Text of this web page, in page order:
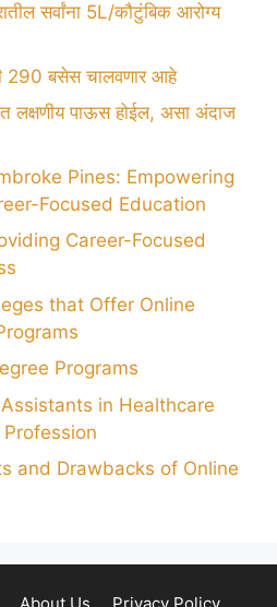
सर्वांना 5L/कौटुंबिक आरोग्य
290 बसेस चालवणार आहे
लक्षणीय पाऊस होईल, असा अंदाज
Pines: Empowering
Focused Education
Career-Focused
that Offer Online
Programs
in Healthcare
and Drawbacks of Online